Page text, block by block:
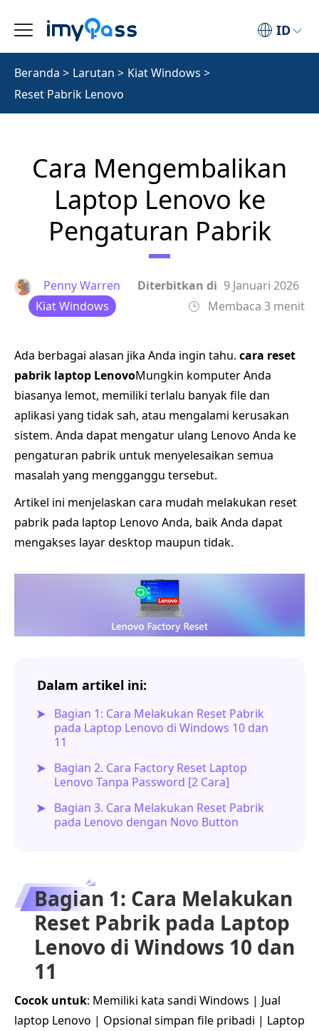
ID
Beranda > Larutan > Kiat Windows >
Reset Pabrik Lenovo
Cara Mengembalikan
Laptop Lenovo ke
Pengaturan Pabrik
Penny Warren Diterbitkan di 9 Januari 2026
Kiat Windows
Membaca 3 menit
Ada berbagai alasan jika Anda ingin tahu. cara reset
pabrik laptop LenovoMungkin komputer Anda
biasanya lemot, memiliki terlalu banyak file dan
aplikasi yang tidak sah, atau mengalami kerusakan
sistem. Anda dapat mengatur ulang Lenovo Anda ke
pengaturan pabrik untuk menyelesaikan semua
masalah yang mengganggu tersebut.
Artikel ini menjelaskan cara mudah melakukan reset
pabrik pada laptop Lenovo Anda, baik Anda dapat
mengakses layar desktop maupun tidak.
Dalam artikel ini:
Bagian 1: Cara Melakukan Reset Pabrik
pada Laptop Lenovo di Windows 10 dan
11
Bagian 2. Cara Factory Reset Laptop
Lenovo Tanpa Password [2 Cara]
Bagian 3. Cara Melakukan Reset Pabrik
pada Lenovo dengan Novo Button
Bagian 1: Cara Melakukan
Reset Pabrik pada Laptop
Lenovo di Windows 10 dan
11
Cocok untuk: Memiliki kata sandi Windows | Jual
laptop Lenovo | Opsional simpan file pribadi | Laptop